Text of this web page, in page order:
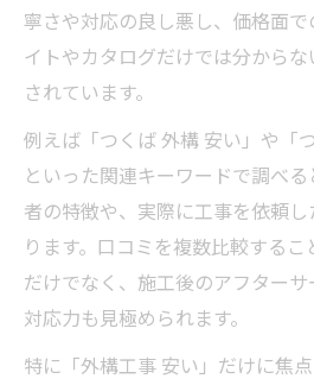
寧さや対応の良し悪し、価格面
イトやカタログだけでは分から
されています。
例えば「つくば 外構 安い」や「
といった関連キーワードで調べ
者の特徴や、実際に工事を依頼
ります。口コミを複数比較する
だけでなく、施工後のアフター
対応力も見極められます。
特に「外構工事 安い」だけに焦